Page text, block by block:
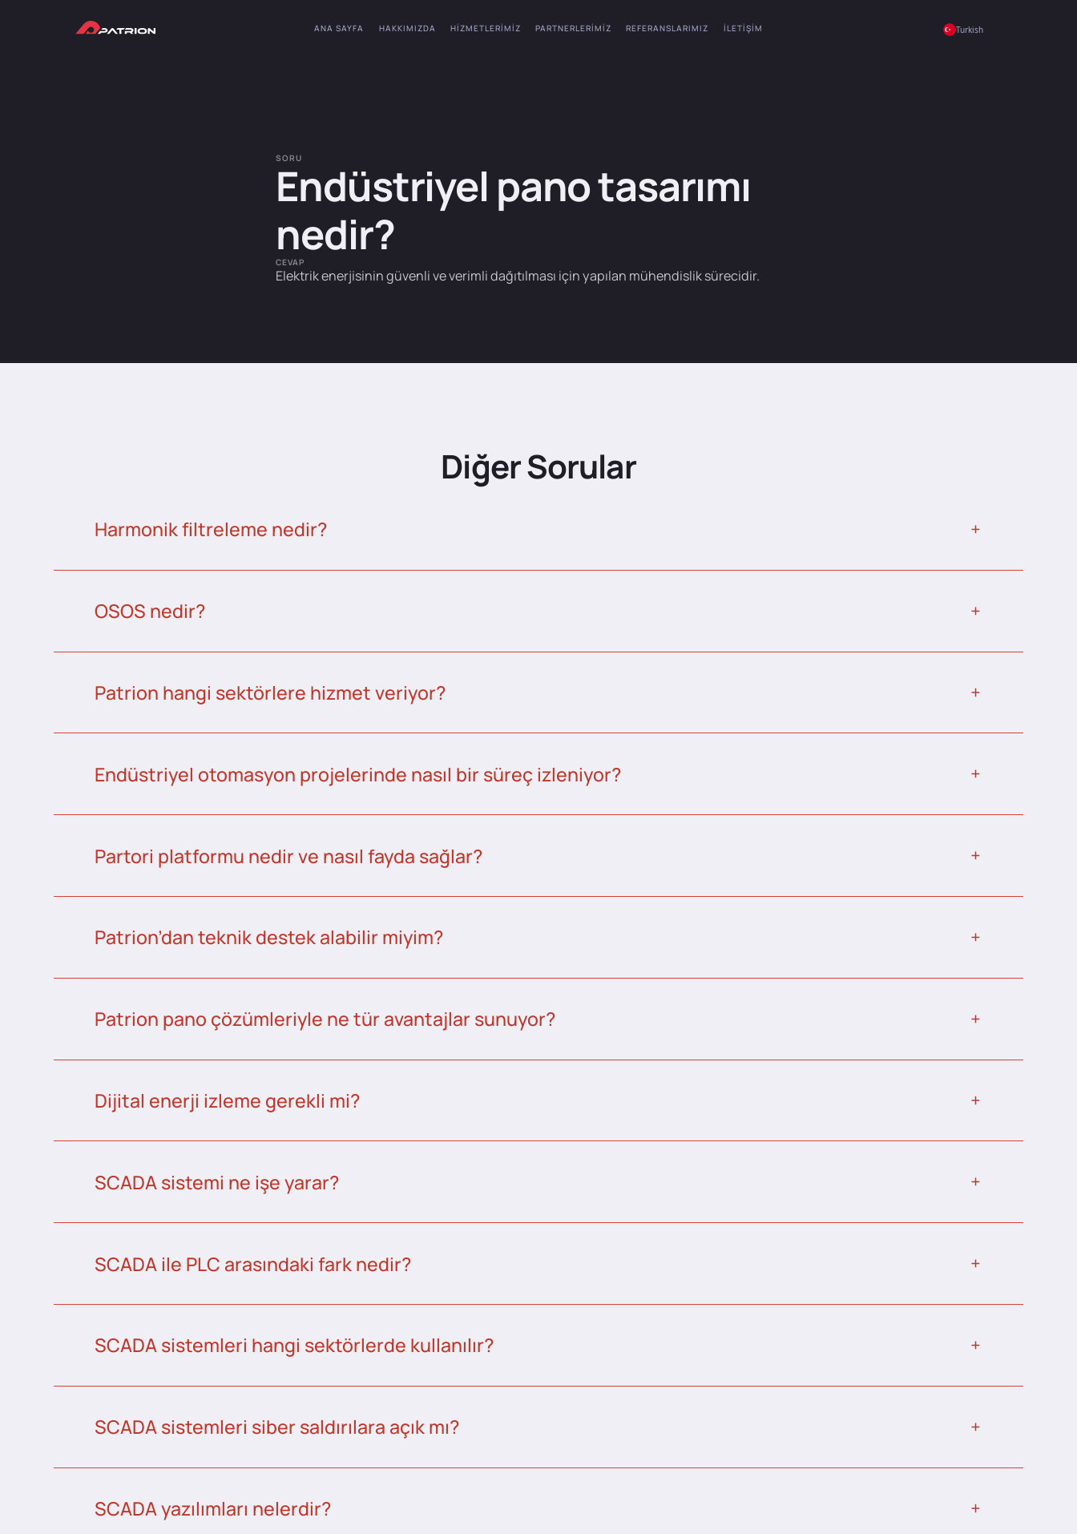
ANA SAYFA HAKKIMIZDA HIZMETLERIMIZ PARTNERLERIMIZ REFERANSLARIMIZ İLETIŞIM Turkish
SORU
Endüstriyel pano tasarımı
nedir?
CEVAP
Elektrik enerjisinin güvenli ve verimli dağıtılması için yapılan mühendislik sürecidir.
Diğer Sorular
Harmonik filtreleme nedir?
OSOS nedir?
Patrion hangi sektörlere hizmet veriyor?
Endüstriyel otomasyon projelerinde nasıl bir süreç izleniyor?
Partori platformu nedir ve nasıl fayda sağlar?
Patrion’dan teknik destek alabilir miyim?
Patrion pano çözümleriyle ne tür avantajlar sunuyor?
Dijital enerji izleme gerekli mi?
SCADA sistemi ne işe yarar?
SCADA ile PLC arasındaki fark nedir?
SCADA sistemleri hangi sektörlerde kullanılır?
SCADA sistemleri siber saldırılara açık mı?
SCADA yazılımları nelerdir?